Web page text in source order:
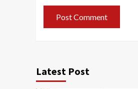
Latest Post